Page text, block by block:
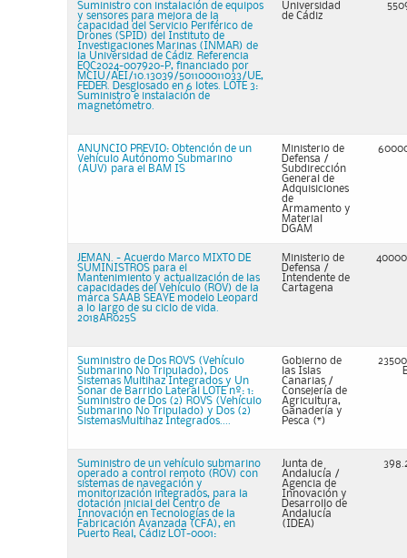
Suministro con instalación de equipos
y sensores para mejora de la
capacidad del Servicio Periférico de
Drones (SPID) del Instituto de
Investigaciones Marinas (INMAR) de
la Universidad de Cádiz. Referencia
EQC2024-007920-P, financiado por
MCIU/AEI/10.13039/501100011033/UE,
FEDER. Desglosado en 6 lotes. LOTE 3:
Suministro e instalación de
magnetómetro.
Universidad
de Cádiz
ANUNCIO PREVIO: Obtención de un
Vehículo Autónomo Submarino
(AUV) para el BAM IS
Ministerio de
Defensa /
Subdirección
General de
Adquisiciones
de
Armamento y
Material
DGAM
JEMAN. - Acuerdo Marco MIXTO DE
SUMINISTROS para el
Mantenimiento y actualización de las
capacidades del Vehículo (ROV) de la
marca SAAB SEAYE modelo Leopard
a lo largo de su ciclo de vida.
2018AR025S
Ministerio de
Defensa /
Intendente de
Cartagena
Suministro de Dos ROVS (Vehículo
Submarino No Tripulado), Dos
Sistemas Multihaz Integrados y Un
Sonar de Barrido Lateral LOTE nº: 1:
Suministro de Dos (2) ROVS (Vehículo
Submarino No Tripulado) y Dos (2)
SistemasMultihaz Integrados....
Gobierno de
las Islas
Canarias /
Consejería de
Agricultura,
Ganadería y
Pesca (*)
Suministro de un vehículo submarino
operado a control remoto (ROV) con
sistemas de navegación y
monitorización integrados, para la
dotación inicial del Centro de
Innovación en Tecnologías de la
Fabricación Avanzada (CFA), en
Puerto Real, Cádiz LOT-0001:
Junta de
Andalucía /
Agencia de
Innovación y
Desarrollo de
Andalucía
(IDEA)